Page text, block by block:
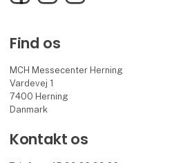
Find os
MCH Messecenter Herning
Vardevej 1
7400 Herning
Danmark
Kontakt os